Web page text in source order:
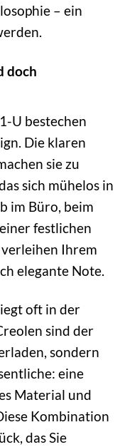
– ein
doch
U bestechen
Die klaren
sie zu
sich mühelos in
im Büro, beim
festlichen
Ihrem
elegante Note.
oft in der
sind der
sondern
eine
Material und
Kombination
das Sie